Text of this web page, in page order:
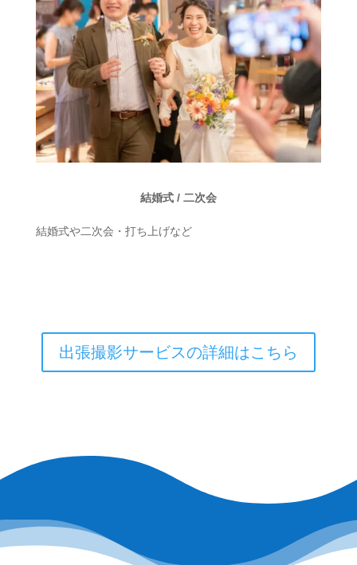
結婚式 / 二次会
結婚式や二次会・打ち上げなど
出張撮影サービスの詳細はこちら